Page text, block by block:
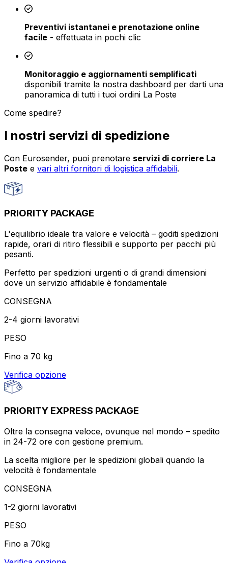
Preventivi istantanei e prenotazione online
facile - effettuata in pochi clic
Monitoraggio e aggiornamenti semplificati
disponibili tramite la nostra dashboard per darti una
panoramica di tutti i tuoi ordini La Poste
Come spedire?
I nostri servizi di spedizione
Con Eurosender, puoi prenotare servizi di corriere La
Poste e vari altri fornitori di logistica affidabili.
PRIORITY PACKAGE
L'equilibrio ideale tra valore e velocità – goditi spedizioni
rapide, orari di ritiro flessibili e supporto per pacchi più
pesanti.
Perfetto per spedizioni urgenti o di grandi dimensioni
dove un servizio affidabile è fondamentale
CONSEGNA
2-4 giorni lavorativi
PESO
Fino a 70 kg
Verifica opzione
PRIORITY EXPRESS PACKAGE
Oltre la consegna veloce, ovunque nel mondo – spedito
in 24-72 ore con gestione premium.
La scelta migliore per le spedizioni globali quando la
velocità è fondamentale
CONSEGNA
1-2 giorni lavorativi
PESO
Fino a 70kg